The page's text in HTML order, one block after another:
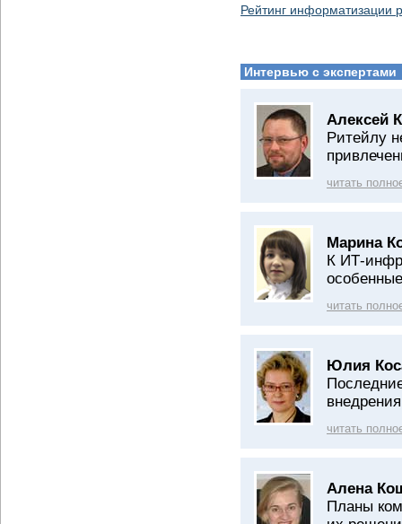
Рейтинг информатизации
Интервью с экспертами
Алексей
Ритейлу
читать
Марина
К ИТ-
читать
Юлия
читать
Алена
Планы